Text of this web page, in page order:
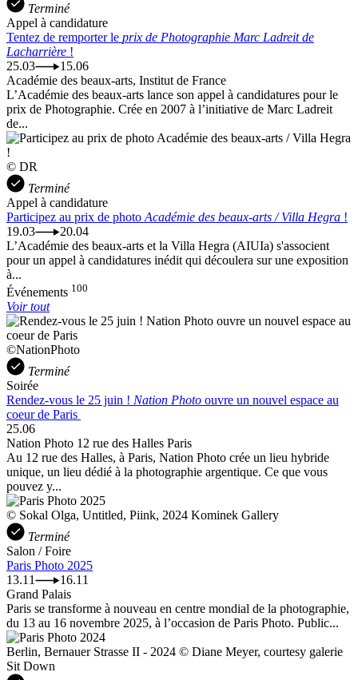
Terminé
Appel à candidature
Tentez de remporter le prix de Photographie Marc Ladreit de
Lacharrière !
25.03
15.06
Académie des beaux-arts, Institut de France
L’Académie des beaux-arts lance son appel à candidatures pour le
prix de Photographie. Crée en 2007 à l’initiative de Marc Ladreit
de...
© DR
Terminé
Appel à candidature
Participez au prix de photo Académie des beaux-arts / Villa Hegra !
19.03
20.04
L’Académie des beaux-arts et la Villa Hegra (AIUIa) s'associent
pour un appel à candidatures inédit qui découlera sur une exposition
à...
Événements 100
Voir tout
©NationPhoto
Terminé
Soirée
Rendez-vous le 25 juin ! Nation Photo ouvre un nouvel espace au
coeur de Paris
25.06
Nation Photo 12 rue des Halles Paris
Au 12 rue des Halles, à Paris, Nation Photo crée un lieu hybride
unique, un lieu dédié à la photographie argentique. Ce que vous
pouvez y...
© Sokal Olga, Untitled, Piink, 2024 Kominek Gallery
Terminé
Salon / Foire
Paris Photo 2025
13.11
16.11
Grand Palais
Paris se transforme à nouveau en centre mondial de la photographie,
du 13 au 16 novembre 2025, à l’occasion de Paris Photo. Public...
Berlin, Bernauer Strasse II - 2024 © Diane Meyer, courtesy galerie
Sit Down